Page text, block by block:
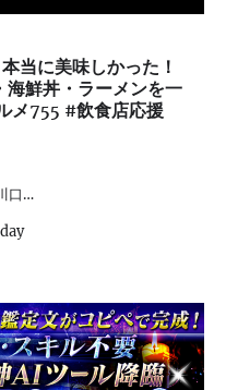
当に美味しかった！
鮮丼・ラーメンを一
メ755 #飲食店応援
口…